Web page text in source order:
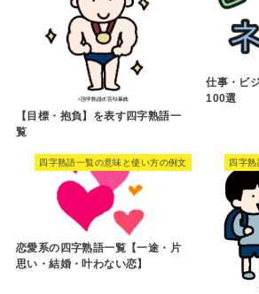
【目標・抱負】を表す四字熟語一
覧
仕事・ビ
100選
四字熟語一覧の意味と使い方の例文
恋愛系の四字熟語一覧【一途・片
思い・結婚・叶わない恋】
四字